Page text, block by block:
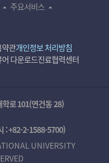
주요서비스
약관개인정보 처리방침
다운로드진료협력센터
로 101(연건동 28)
:+82-2-1588-5700)
UNIVERSITY